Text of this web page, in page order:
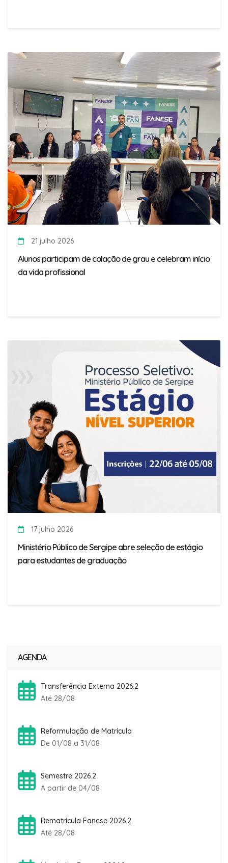
21 julho 2026
Alunos participam de colação de grau e celebram início
da vida profissional
17 julho 2026
Ministério Público de Sergipe abre seleção de estágio
para estudantes de graduação
AGENDA
Transferência Externa 2026.2
Até 28/08
Reformulação de Matrícula
De 01/08 a 31/08
Semestre 2026.2
A partir de 04/08
Rematrícula Fanese 2026.2
Até 28/08